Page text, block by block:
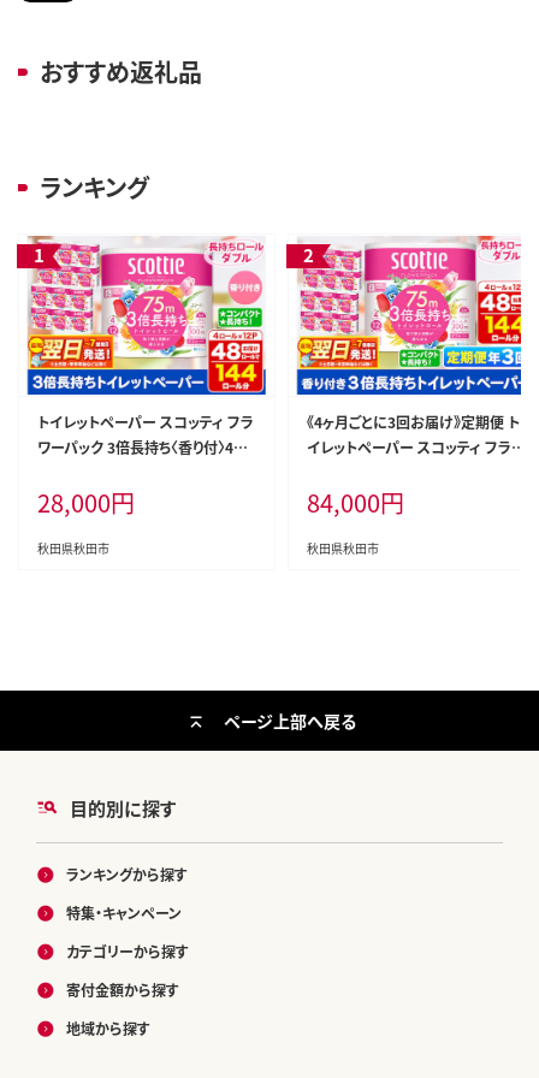
おすすめ返礼品
ランキング
トイレットペーパー スコッティ フラ
ワーパック 3倍長持ち〈香り付〉4ロ
短翌日発送 [スコッティ フラワーパ
ック トイレットペーパー 日本製紙
クレシア]
28,000円
秋田県秋田市
《4ヶ月ごとに3回お届け》定期便 ト
イレットペーパー スコッティ フラ
ール(ダブル)×12パック 最短翌日
発送 [スコッティ フラワーパック ト
イレットペーパー 日本製紙クレシ
84,000円
秋田県秋田市
目的別に探す
ランキングから探す
特集・キャンペーン
カテゴリーから探す
寄付金額から探す
地域から探す
ページ上部へ戻る